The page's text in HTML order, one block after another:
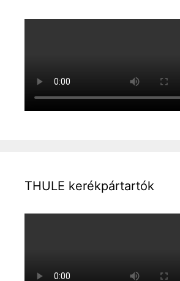
THULE kerékpártartók